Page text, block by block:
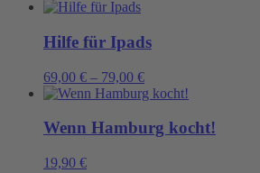
Hilfe für Ipads
69,00 € – 79,00 €
Wenn Hamburg kocht!
19,90 €